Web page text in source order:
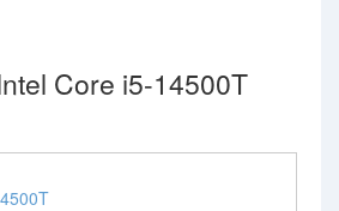
Core i5-14500T